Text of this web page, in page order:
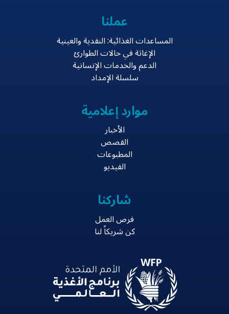
عملنا
المساعدات الغذائية: النقدية والعينية
الإغاثة في حالات الطوارئ
الدعم والخدمات الإنسانية
سلسلة الإمداد
موارد إعلامية
الأخبار
القصص
المطبوعات
الفيديو
شاركنا
فرص العمل
كن شريكاً لنا